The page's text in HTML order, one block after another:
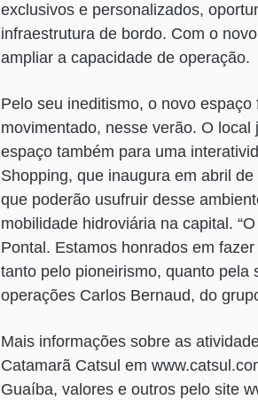
exclusivos e personalizados,
infraestrutura de bordo. Com o
ampliar a capacidade de operação.
Pelo seu ineditismo, o novo
movimentado, nesse verão. O
espaço também para uma
Shopping, que inaugura em abril
que poderão usufruir desse
mobilidade hidroviária na capital.
Pontal. Estamos honrados em
tanto pelo pioneirismo, quanto pela
operações Carlos Bernaud, do
Mais informações sobre as
Catamarã Catsul em
Guaíba, valores e outros pelo site